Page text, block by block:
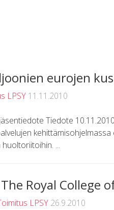
eurojen
LPSY 11.11.2010
Tiedote
...
Royal College
LPSY 26.9.2010